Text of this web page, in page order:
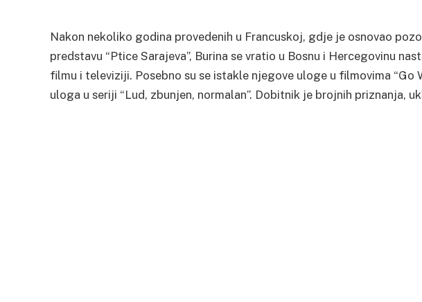
Nakon nekoliko godina provedenih u Francuskoj, gdje je osnovao
predstavu “Ptice Sarajeva”, Burina se vratio u Bosnu i Hercegovinu
filmu i televiziji. Posebno su se istakle njegove uloge u filmovima “Go
uloga u seriji “Lud, zbunjen, normalan”. Dobitnik je brojnih priznanja,